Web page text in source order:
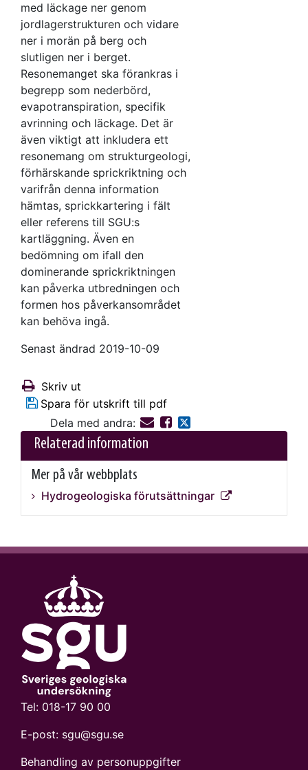
med läckage ner genom
jordlagerstrukturen och vidare
ner i morän på berg och
slutligen ner i berget.
Resonemanget ska förankras i
begrepp som nederbörd,
evapotranspiration, specifik
avrinning och läckage. Det är
även viktigt att inkludera ett
resonemang om strukturgeologi,
förhärskande sprickriktning och
varifrån denna information
hämtas, sprickkartering i fält
eller referens till SGU:s
kartläggning. Även en
bedömning om ifall den
dominerande sprickriktningen
kan påverka utbredningen och
formen hos påverkansområdet
kan behöva ingå.
Senast ändrad 2019-10-09
Skriv ut
Spara för utskrift till pdf
Dela med andra:
Relaterad information
Mer på vår webbplats
Hydrogeologiska förutsättningar
Tel: 018-17 90 00
E-post: sgu@sgu.se
Behandling av personuppgifter